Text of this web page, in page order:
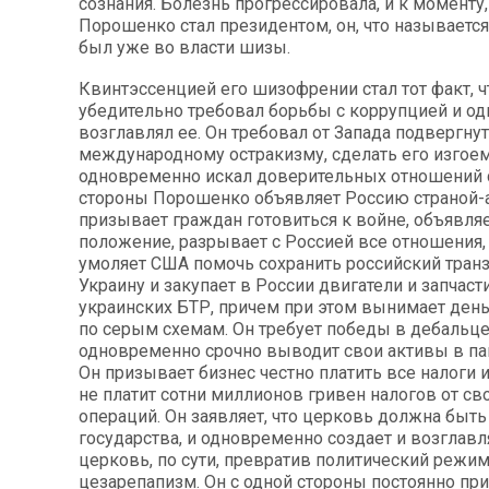
Порошенко стал президентом, он, что
был уже во власти шизы.
Квинтэссенцией его шизофрении стал тот факт,
убедительно требовал борьбы с коррупцией и
возглавлял ее. Он требовал от Запада
международному остракизму, сделать его
одновременно искал доверительных отношений
стороны Порошенко объявляет Россию страной-
призывает граждан готовиться к войне,
положение, разрывает с Россией все отношения,
умоляет США помочь сохранить российский
Украину и закупает в России двигатели и
украинских БТР, причем при этом вынимает
по серым схемам. Он требует победы в
одновременно срочно выводит свои активы в
Он призывает бизнес честно платить все налоги
не платит сотни миллионов гривен налогов от
операций. Он заявляет, что церковь должна быть
государства, и одновременно создает и
церковь, по сути, превратив политический
цезарепапизм. Он с одной стороны постоянно